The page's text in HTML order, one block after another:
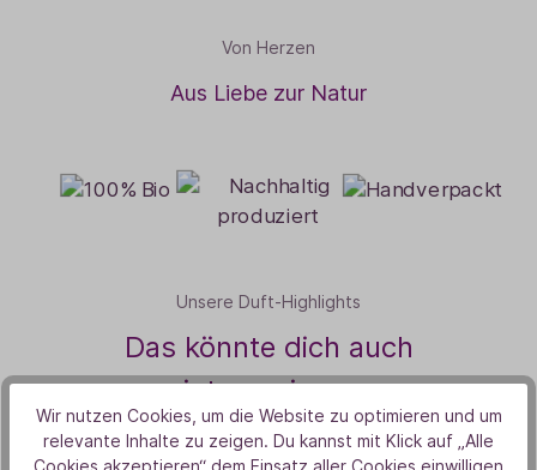
Von Herzen
Aus Liebe zur Natur
Unsere Duft-Highlights
Das könnte dich auch
interessieren
Wir nutzen Cookies, um die Website zu optimieren und um
relevante Inhalte zu zeigen. Du kannst mit Klick auf „Alle